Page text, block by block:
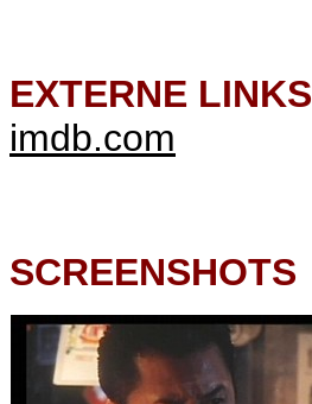
EXTERNE LINKS
imdb.com
SCREENSHOTS